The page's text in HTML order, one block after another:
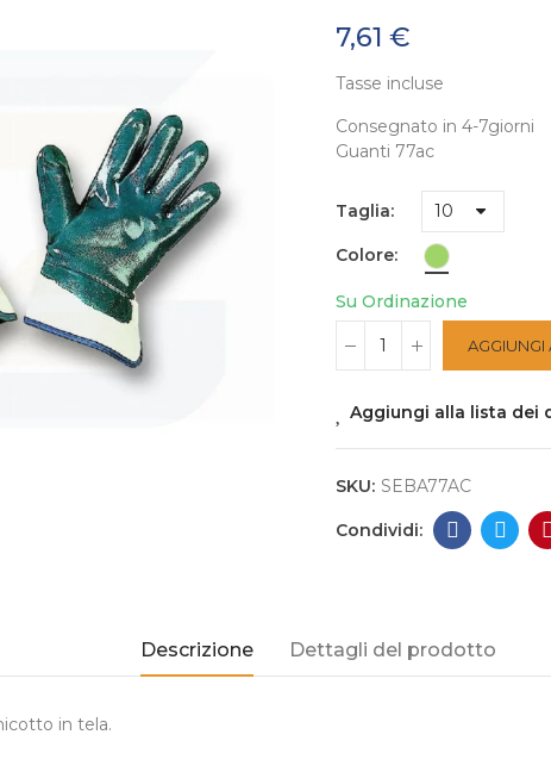
7,61 €
Tasse incluse
Consegnato in 4-7giorni
Guanti 77ac
Taglia
Colore
Su Ordinazione
AGGIUNGI
Aggiungi alla lista dei
SKU: SEBA77AC
Descrizione Dettagli del prodotto
in tela.